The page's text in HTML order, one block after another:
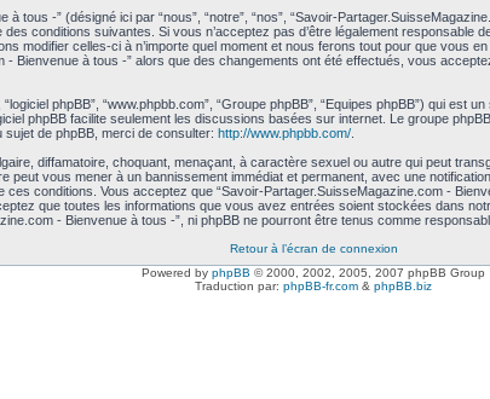
tous -” (désigné ici par “nous”, “notre”, “nos”, “Savoir-
conditions suivantes. Si vous n’acceptez pas d’être légalement responsable
modifier celles-ci à n’importe quel moment et nous ferons tout pour que vous
- Bienvenue à tous -” alors que des changements ont été effectués, vous
phpBB”, “www.phpbb.com”, “Groupe phpBB”, “Equipes phpBB”) qui est
phpBB facilite seulement les discussions basées sur internet. Le groupe
de phpBB, merci de consulter: http://www.phpbb.com/.
diffamatoire, choquant, menaçant, à caractère sexuel ou autre qui peut
peut vous mener à un bannissement immédiat et permanent, avec une
conditions. Vous acceptez que “Savoir-Partager.SuisseMagazine.com -
que toutes les informations que vous avez entrées soient stockées dans
- Bienvenue à tous -”, ni phpBB ne pourront être tenus comme
Retour à l’écran de connexion
Powered by phpBB © 2000, 2002, 2005, 2007 phpBB Group
Traduction par: phpBB-fr.com & phpBB.biz